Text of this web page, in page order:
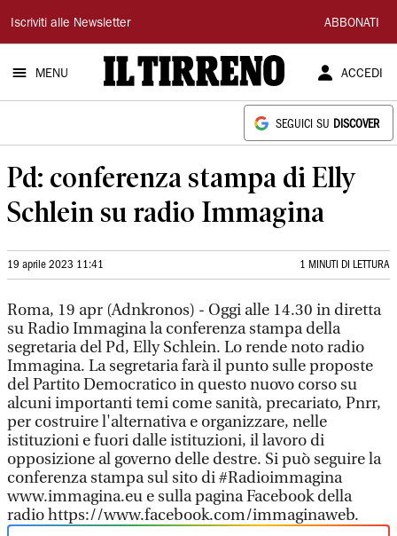
Il
Tirreno
Iscriviti alle Newsletter ABBONATI
MENU ACCEDI
SEGUICI SU DISCOVER
Pd: conferenza stampa di Elly
Schlein su radio Immagina
19 aprile 2023 11:41 1 MINUTI DI LETTURA
Roma, 19 apr (Adnkronos) - Oggi alle 14.30 in diretta
su Radio Immagina la conferenza stampa della
segretaria del Pd, Elly Schlein. Lo rende noto radio
Immagina. La segretaria farà il punto sulle proposte
del Partito Democratico in questo nuovo corso su
alcuni importanti temi come sanità, precariato, Pnrr,
per costruire l'alternativa e organizzare, nelle
istituzioni e fuori dalle istituzioni, il lavoro di
opposizione al governo delle destre. Si può seguire la
conferenza stampa sul sito di #Radioimmagina
www.immagina.eu e sulla pagina Facebook della
radio https://www.facebook.com/immaginaweb.